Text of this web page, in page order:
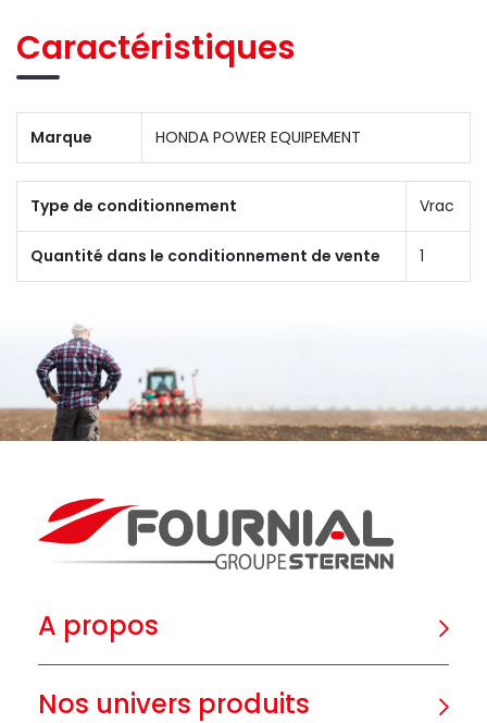
Caractéristiques
Marque HONDA POWER EQUIPEMENT
Type de conditionnement Vrac
Quantité dans le conditionnement de vente 1
A propos
Nos univers produits